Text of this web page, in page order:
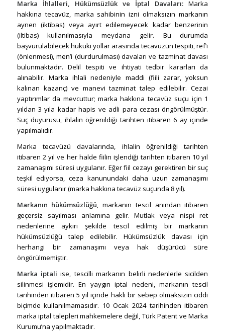
Marka İhlalleri, Hükümsüzlük ve İptal Davaları: Marka
hakkına tecavüz, marka sahibinin izni olmaksızın markanın
aynen (iktibas) veya ayırt edilemeyecek kadar benzerinin
(iltibas) kullanılmasıyla meydana gelir. Bu durumda
başvurulabilecek hukuki yollar arasında tecavüzün tespiti, ref’i
(önlenmesi), men’i (durdurulması) davaları ve tazminat davası
bulunmaktadır. Delil tespiti ve ihtiyati tedbir kararları da
alınabilir. Marka ihlali nedeniyle maddi (fiili zarar, yoksun
kalınan kazanç) ve manevi tazminat talep edilebilir. Cezai
yaptırımlar da mevcuttur; marka hakkına tecavüz suçu için 1
yıldan 3 yıla kadar hapis ve adli para cezası öngörülmüştür.
Suç duyurusu, ihlalin öğrenildiği tarihten itibaren 6 ay içinde
yapılmalıdır.
Marka tecavüzü davalarında, ihlalin öğrenildiği tarihten
itibaren 2 yıl ve her halde fiilin işlendiği tarihten itibaren 10 yıl
zamanaşımı süresi uygulanır. Eğer fiil cezayı gerektiren bir suç
teşkil ediyorsa, ceza kanunundaki daha uzun zamanaşımı
süresi uygulanır (marka hakkına tecavüz suçunda 8 yıl).
Markanın hükümsüzlüğü, markanın tescil anından itibaren
geçersiz sayılması anlamına gelir. Mutlak veya nispi ret
nedenlerine aykırı şekilde tescil edilmiş bir markanın
hükümsüzlüğü talep edilebilir. Hükümsüzlük davası için
herhangi bir zamanaşımı veya hak düşürücü süre
öngörülmemiştir.
Marka iptali ise, tescilli markanın belirli nedenlerle sicilden
silinmesi işlemidir. En yaygın iptal nedeni, markanın tescil
tarihinden itibaren 5 yıl içinde haklı bir sebep olmaksızın ciddi
biçimde kullanılmamasıdır. 10 Ocak 2024 tarihinden itibaren
marka iptal talepleri mahkemelere değil, Türk Patent ve Marka
Kurumu’na yapılmaktadır.